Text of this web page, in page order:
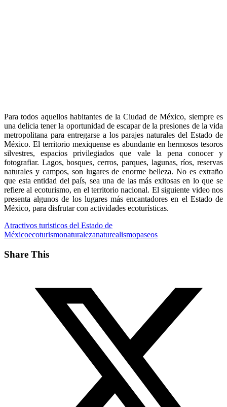
Para todos aquellos habitantes de la Ciudad de México, siempre es
una delicia tener la oportunidad de escapar de la presiones de la vida
metropolitana para entregarse a los parajes naturales del Estado de
México. El territorio mexiquense es abundante en hermosos tesoros
silvestres, espacios privilegiados que vale la pena conocer y
fotografiar. Lagos, bosques, cerros, parques, lagunas, ríos, reservas
naturales y campos, son lugares de enorme belleza. No es extraño
que esta entidad del país, sea una de las más exitosas en lo que se
refiere al ecoturismo, en el territorio nacional. El siguiente video nos
presenta algunos de los lugares más encantadores en el Estado de
México, para disfrutar con actividades ecoturísticas.
Atractivos turisticos del Estado de
Méxicoecoturismonaturalezanaturealismopaseos
Share This